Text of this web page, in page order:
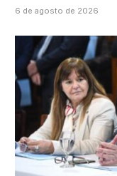
6 de agosto de 2026